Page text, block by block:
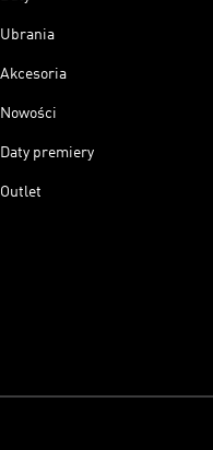
Ubrania
Akcesoria
Nowości
Daty premiery
Outlet